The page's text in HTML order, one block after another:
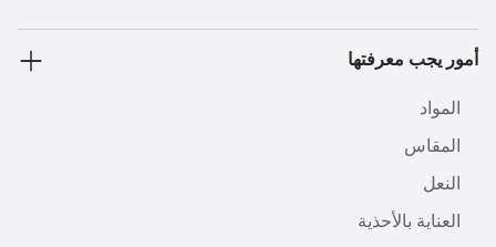
أمور يجب معرفتها
المواد
المقاس
النعل
العناية بالأحذية